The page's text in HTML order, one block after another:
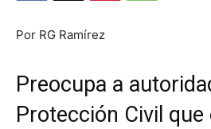
Por RG Ramírez
Preocupa a
Protección Civil